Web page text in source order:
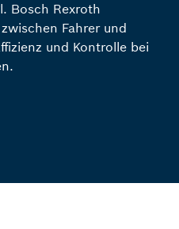
Bosch Rexroth
Fahrer und
und Kontrolle bei